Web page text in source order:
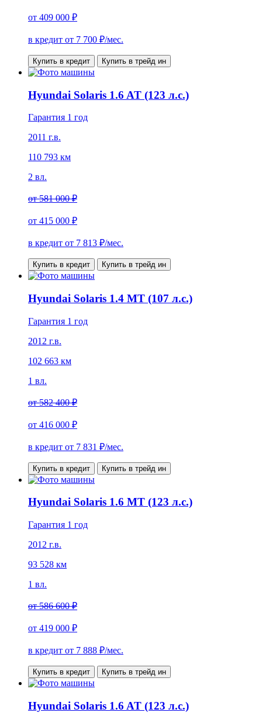
от 409 000 ₽
в кредит от 7 700 ₽/мес.
Купить в кредит Купить в трейд ин
Hyundai Solaris 1.6 AT (123 л.с.)
Гарантия 1 год
2011 г.в.
110 793 км
2 вл.
от581 000 ₽
от 415 000 ₽
в кредит от 7 813 ₽/мес.
Купить в кредит Купить в трейд ин
Hyundai Solaris 1.4 MT (107 л.с.)
Гарантия 1 год
2012 г.в.
102 663 км
1 вл.
от582 400 ₽
от 416 000 ₽
в кредит от 7 831 ₽/мес.
Купить в кредит Купить в трейд ин
Hyundai Solaris 1.6 MT (123 л.с.)
Гарантия 1 год
2012 г.в.
93 528 км
1 вл.
от586 600 ₽
от 419 000 ₽
в кредит от 7 888 ₽/мес.
Купить в кредит Купить в трейд ин
Hyundai Solaris 1.6 AT (123 л.с.)